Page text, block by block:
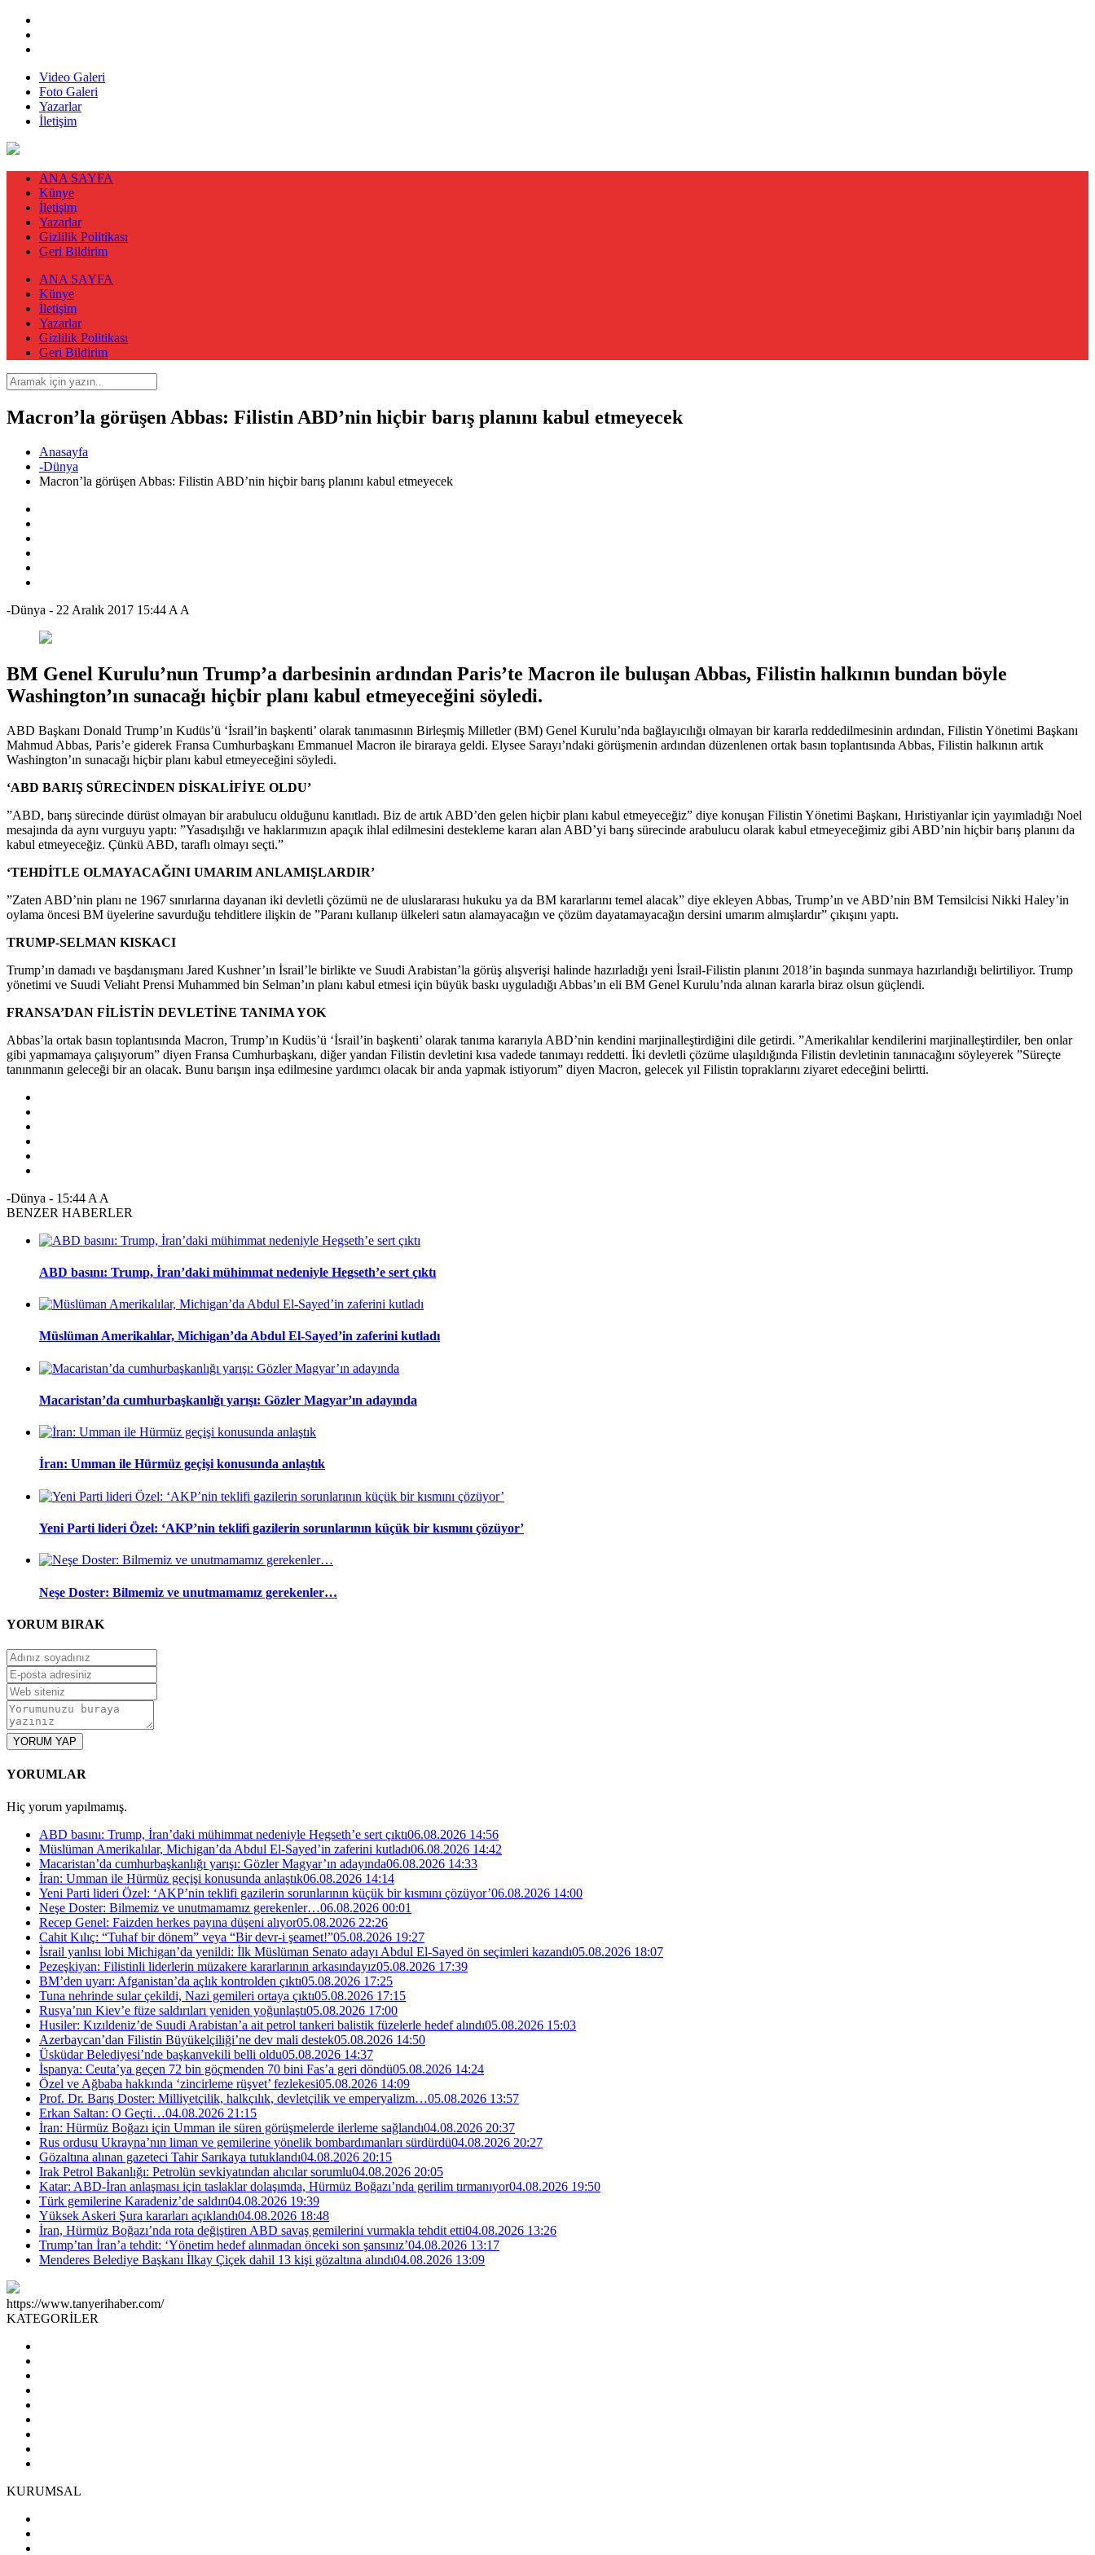
Video Galeri
Foto Galeri
Yazarlar
İletişim
ANA SAYFA
Künye
İletişim
Yazarlar
Gizlilik Politikası
Geri Bildirim
ANA SAYFA
Künye
İletişim
Yazarlar
Gizlilik Politikası
Geri Bildirim
Macron’la görüşen Abbas: Filistin ABD’nin hiçbir barış planını kabul etmeyecek
Anasayfa
-Dünya
Macron’la görüşen Abbas: Filistin ABD’nin hiçbir barış planını kabul etmeyecek
-Dünya - 22 Aralık 2017 15:44 A A
BM Genel Kurulu’nun Trump’a darbesinin ardından Paris’te Macron ile buluşan Abbas, Filistin halkının bundan böyle
Washington’ın sunacağı hiçbir planı kabul etmeyeceğini söyledi.
ABD Başkanı Donald Trump’ın Kudüs’ü ‘İsrail’in başkenti’ olarak tanımasının Birleşmiş Milletler (BM) Genel Kurulu’nda bağlayıcılığı olmayan bir kararla reddedilmesinin ardından, Filistin Yönetimi Başkanı
Mahmud Abbas, Paris’e giderek Fransa Cumhurbaşkanı Emmanuel Macron ile biraraya geldi. Elysee Sarayı’ndaki görüşmenin ardından düzenlenen ortak basın toplantısında Abbas, Filistin halkının artık
Washington’ın sunacağı hiçbir planı kabul etmeyeceğini söyledi.
‘ABD BARIŞ SÜRECİNDEN DİSKALİFİYE OLDU’
”ABD, barış sürecinde dürüst olmayan bir arabulucu olduğunu kanıtladı. Biz de artık ABD’den gelen hiçbir planı kabul etmeyeceğiz” diye konuşan Filistin Yönetimi Başkanı, Hıristiyanlar için yayımladığı Noel
mesajında da aynı vurguyu yaptı: ”Yasadışılığı ve haklarımızın apaçık ihlal edilmesini destekleme kararı alan ABD’yi barış sürecinde arabulucu olarak kabul etmeyeceğimiz gibi ABD’nin hiçbir barış planını da
kabul etmeyeceğiz. Çünkü ABD, taraflı olmayı seçti.”
‘TEHDİTLE OLMAYACAĞINI UMARIM ANLAMIŞLARDIR’
”Zaten ABD’nin planı ne 1967 sınırlarına dayanan iki devletli çözümü ne de uluslararası hukuku ya da BM kararlarını temel alacak” diye ekleyen Abbas, Trump’ın ve ABD’nin BM Temsilcisi Nikki Haley’in
oylama öncesi BM üyelerine savurduğu tehditlere ilişkin de ”Paranı kullanıp ülkeleri satın alamayacağın ve çözüm dayatamayacağın dersini umarım almışlardır” çıkışını yaptı.
TRUMP-SELMAN KISKACI
Trump’ın damadı ve başdanışmanı Jared Kushner’ın İsrail’le birlikte ve Suudi Arabistan’la görüş alışverişi halinde hazırladığı yeni İsrail-Filistin planını 2018’in başında sunmaya hazırlandığı belirtiliyor. Trump
yönetimi ve Suudi Veliaht Prensi Muhammed bin Selman’ın planı kabul etmesi için büyük baskı uyguladığı Abbas’ın eli BM Genel Kurulu’nda alınan kararla biraz olsun güçlendi.
FRANSA’DAN FİLİSTİN DEVLETİNE TANIMA YOK
Abbas’la ortak basın toplantısında Macron, Trump’ın Kudüs’ü ‘İsrail’in başkenti’ olarak tanıma kararıyla ABD’nin kendini marjinalleştirdiğini dile getirdi. ”Amerikalılar kendilerini marjinalleştirdiler, ben onlar
gibi yapmamaya çalışıyorum” diyen Fransa Cumhurbaşkanı, diğer yandan Filistin devletini kısa vadede tanımayı reddetti. İki devletli çözüme ulaşıldığında Filistin devletinin tanınacağını söyleyerek ”Süreçte
tanınmanın geleceği bir an olacak. Bunu barışın inşa edilmesine yardımcı olacak bir anda yapmak istiyorum” diyen Macron, gelecek yıl Filistin topraklarını ziyaret edeceğini belirtti.
-Dünya - 15:44 A A
BENZER HABERLER
ABD basını: Trump, İran’daki mühimmat nedeniyle Hegseth’e sert çıktı
Müslüman Amerikalılar, Michigan’da Abdul El-Sayed’in zaferini kutladı
Macaristan’da cumhurbaşkanlığı yarışı: Gözler Magyar’ın adayında
İran: Umman ile Hürmüz geçişi konusunda anlaştık
Yeni Parti lideri Özel: ‘AKP’nin teklifi gazilerin sorunlarının küçük bir kısmını çözüyor’
Neşe Doster: Bilmemiz ve unutmamamız gerekenler…
YORUM BIRAK
YORUM YAP
YORUMLAR
Hiç yorum yapılmamış.
ABD basını: Trump, İran’daki mühimmat nedeniyle Hegseth’e sert çıktı06.08.2026 14:56
Müslüman Amerikalılar, Michigan’da Abdul El-Sayed’in zaferini kutladı06.08.2026 14:42
Macaristan’da cumhurbaşkanlığı yarışı: Gözler Magyar’ın adayında06.08.2026 14:33
İran: Umman ile Hürmüz geçişi konusunda anlaştık06.08.2026 14:14
Yeni Parti lideri Özel: ‘AKP’nin teklifi gazilerin sorunlarının küçük bir kısmını çözüyor’06.08.2026 14:00
Neşe Doster: Bilmemiz ve unutmamamız gerekenler…06.08.2026 00:01
Recep Genel: Faizden herkes payına düşeni alıyor05.08.2026 22:26
Cahit Kılıç: “Tuhaf bir dönem” veya “Bir devr-i şeamet!”05.08.2026 19:27
İsrail yanlısı lobi Michigan’da yenildi: İlk Müslüman Senato adayı Abdul El-Sayed ön seçimleri kazandı05.08.2026 18:07
Pezeşkiyan: Filistinli liderlerin müzakere kararlarının arkasındayız05.08.2026 17:39
BM’den uyarı: Afganistan’da açlık kontrolden çıktı05.08.2026 17:25
Tuna nehrinde sular çekildi, Nazi gemileri ortaya çıktı05.08.2026 17:15
Rusya’nın Kiev’e füze saldırıları yeniden yoğunlaştı05.08.2026 17:00
Husiler: Kızıldeniz’de Suudi Arabistan’a ait petrol tankeri balistik füzelerle hedef alındı05.08.2026 15:03
Azerbaycan’dan Filistin Büyükelçiliği’ne dev mali destek05.08.2026 14:50
Üsküdar Belediyesi’nde başkanvekili belli oldu05.08.2026 14:37
İspanya: Ceuta’ya geçen 72 bin göçmenden 70 bini Fas’a geri döndü05.08.2026 14:24
Özel ve Ağbaba hakkında ‘zincirleme rüşvet’ fezlekesi05.08.2026 14:09
Prof. Dr. Barış Doster: Milliyetçilik, halkçılık, devletçilik ve emperyalizm…05.08.2026 13:57
Erkan Saltan: O Geçti…04.08.2026 21:15
İran: Hürmüz Boğazı için Umman ile süren görüşmelerde ilerleme sağlandı04.08.2026 20:37
Rus ordusu Ukrayna’nın liman ve gemilerine yönelik bombardımanları sürdürdü04.08.2026 20:27
Gözaltına alınan gazeteci Tahir Sarıkaya tutuklandı04.08.2026 20:15
Irak Petrol Bakanlığı: Petrolün sevkiyatından alıcılar sorumlu04.08.2026 20:05
Katar: ABD-İran anlaşması için taslaklar dolaşımda, Hürmüz Boğazı’nda gerilim tırmanıyor04.08.2026 19:50
Türk gemilerine Karadeniz’de saldırı04.08.2026 19:39
Yüksek Askeri Şura kararları açıklandı04.08.2026 18:48
İran, Hürmüz Boğazı’nda rota değiştiren ABD savaş gemilerini vurmakla tehdit etti04.08.2026 13:26
Trump’tan İran’a tehdit: ‘Yönetim hedef alınmadan önceki son şansınız’04.08.2026 13:17
Menderes Belediye Başkanı İlkay Çiçek dahil 13 kişi gözaltına alındı04.08.2026 13:09
https://www.tanyerihaber.com/
KATEGORİLER
KURUMSAL